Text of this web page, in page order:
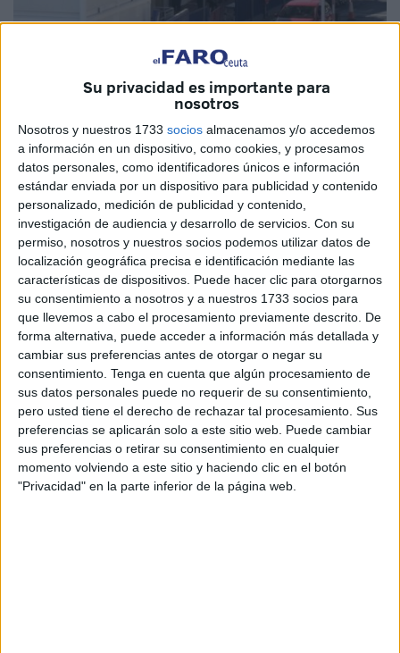
Su privacidad es importante para
nosotros
Nosotros y nuestros 1733 socios almacenamos y/o accedemos
a información en un dispositivo, como cookies, y procesamos
datos personales, como identificadores únicos e información
estándar enviada por un dispositivo para publicidad y contenido
personalizado, medición de publicidad y contenido,
investigación de audiencia y desarrollo de servicios. Con su
permiso, nosotros y nuestros socios podemos utilizar datos de
localización geográfica precisa e identificación mediante las
características de dispositivos. Puede hacer clic para otorgarnos
su consentimiento a nosotros y a nuestros 1733 socios para
que llevemos a cabo el procesamiento previamente descrito. De
forma alternativa, puede acceder a información más detallada y
cambiar sus preferencias antes de otorgar o negar su
consentimiento. Tenga en cuenta que algún procesamiento de
sus datos personales puede no requerir de su consentimiento,
pero usted tiene el derecho de rechazar tal procesamiento. Sus
preferencias se aplicarán solo a este sitio web. Puede cambiar
sus preferencias o retirar su consentimiento en cualquier
momento volviendo a este sitio y haciendo clic en el botón
"Privacidad" en la parte inferior de la página web.
Imagen de archivo
El Pleno delCongresode los Diputados debatirá este
martes unaproposición no de leypresentada por elPP
por la que los 'populares', además de reclamar la marcha
atrás al giro respecto al Sáhara Occidental, quieren que se
reclame al Gobierno que negocie conMarruecosla
apertura de lasaduanasde Ceuta y Melilla en el plazo de
90 días, como informaEuropa Press.
En su exposición de motivos, los de Alberto Núñez Feijóo
sostienen que la nueva etapa en la relación con Marruecos
iniciada precisamente a raíz del cambio de postura
respecto al Sáhara "sigue sin dar ningún resultado" e
inciden en particular en el compromiso de reabrir la
aduana de Melilla y abrir una nueva en Ceuta.